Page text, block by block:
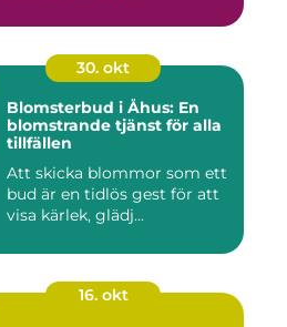
30. okt
Blomsterbud i Åhus: En
blomstrande tjänst för alla
tillfällen
Att skicka blommor som ett
bud är en tidlös gest för att
visa kärlek, glädj...
16. okt